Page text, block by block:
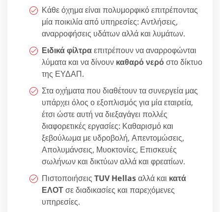
Κάθε όχημα είναι πολυμορφικό επιτρέποντας
μία ποικιλία από υπηρεσίες: Αντλήσεις,
αναρροφήσεις υδάτων αλλά και λυμάτων.
Ειδικά φίλτραεπιτρέπουν να αναρροφώνται
λύματα και να δίνουν καθαρό νερόστο δίκτυο
της ΕΥΔΑΠ.
Στα οχήματα που διαθέτουν τα συνεργεία μας
υπάρχει όλος ο εξοπλισμός για μία εταιρεία,
έτσι ώστε αυτή να διεξαγάγει πολλές
διαφορετικές εργασίες: Καθαρισμό και
ξεβούλωμα με υδροβολή, Απεντομώσεις,
Απολυμάνσεις, Μυοκτονίες, Επισκευές
σωλήνων και δικτύων αλλά και φρεατίων.
Πιστοποιήσεις TUV Hellasαλλά και κατά
ΕΛΟΤσε διαδικασίες και παρεχόμενες
υπηρεσίες.